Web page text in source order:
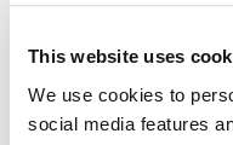
This website uses
We use cookies to
social media features